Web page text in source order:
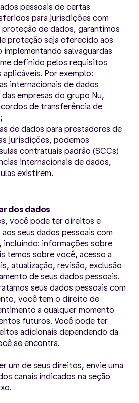
pessoais de certas
para jurisdições com
de dados, garantimos
proteção seja oferecido aos
implementando salvaguardas
definido pelos requisitos
Por exemplo:
internacionais de dados
empresas do grupo Nu,
de transferência de
de dados para prestadores de
jurisdições, podemos
contratuais padrão (SCCs)
internacionais de dados,
existirem.
dos dados
você pode ter direitos e
seus dados pessoais com
incluindo: informações sobre
temos sobre você, acesso a
atualização, revisão, exclusão
de seus dados pessoais.
seus dados pessoais com
você tem o direito de
a qualquer momento
futuros. Você pode ter
adicionais dependendo da
se encontra.
um de seus direitos, envie uma
canais indicados na seção